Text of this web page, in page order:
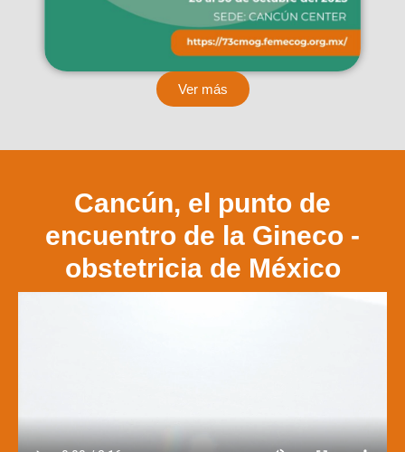
Ver más
Cancún, el punto de
encuentro de la Gineco -
obstetricia de México